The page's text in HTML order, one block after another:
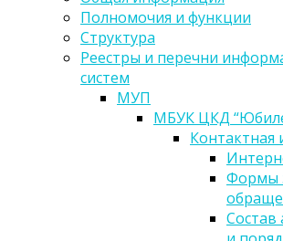
Полномочия и функции
Структура
Реестры и перечни
систем
МУП
МБУК ЦКД
Формы
Состав